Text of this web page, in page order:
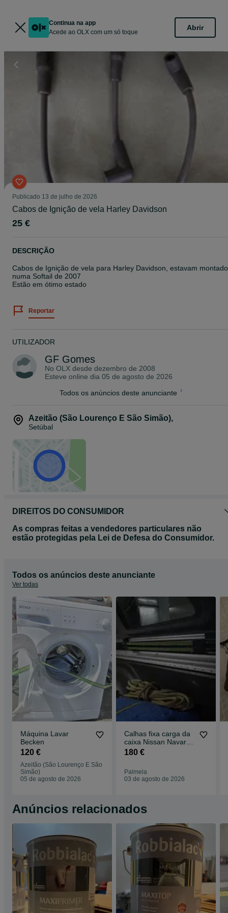
Continua na app
Acede ao OLX com um só toque
Abrir
Publicado 13 de julho de 2026
Cabos de Ignição de vela Harley Davidson
25 €
DESCRIÇÃO
Cabos de Ignição de vela para Harley Davidson, estavam
numa Softail de 2007
Estão em ótimo estado
Reportar
UTILIZADOR
GF Gomes
No OLX desde dezembro de 2008
Esteve online dia 05 de agosto de 2026
Todos os anúncios deste anunciante
Azeitão (São Lourenço E São Simão),
Setúbal
DIREITOS DO CONSUMIDOR
As compras feitas a vendedores particulares não
estão protegidas pela Lei de Defesa do Consumidor.
Todos os anúncios deste anunciante
Ver todas
Máquina Lavar
Becken
120 €
Azeitão (São Lourenço E São
Simão)
05 de agosto de 2026
Calhas fixa carga da
caixa Nissan Navara
NP300
180 €
Palmela
03 de agosto de 2026
Anúncios relacionados